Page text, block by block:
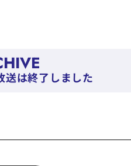
は終了しました